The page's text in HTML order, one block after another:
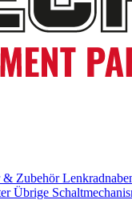
& Zubehör
Übrige